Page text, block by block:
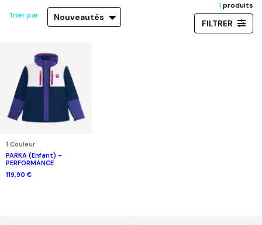
Trier par Nouveautés
1produits
FILTRER
1 Couleur
PARKA (Enfant) -
PERFORMANCE
119,90 €